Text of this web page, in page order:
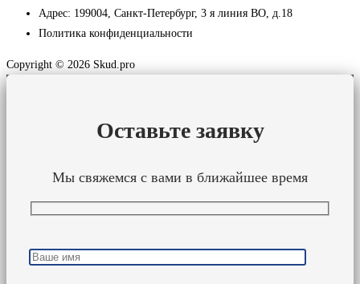
Адрес: 199004, Санкт-Петербург, 3 я линия ВО, д.18
Политика конфиденциальности
Copyright © 2026 Skud.pro
Оставьте заявку
Мы свяжемся с вами в ближайшее время